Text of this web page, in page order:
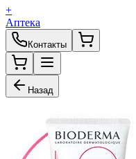
+
Аптека
Контакты
Назад